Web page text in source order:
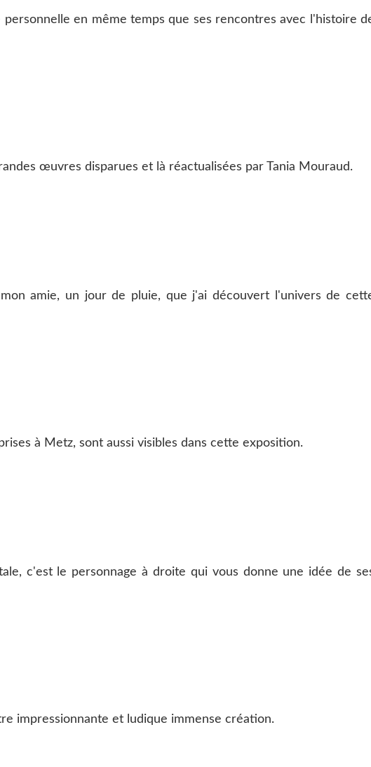
en même temps que ses rencontres avec l'histoire
œuvres disparues et là réactualisées par Tania Mouraud.
amie, un jour de pluie, que j'ai découvert l'univers de
à Metz, sont aussi visibles dans cette exposition.
c'est le personnage à droite qui vous donne une idée de
impressionnante et ludique immense création.